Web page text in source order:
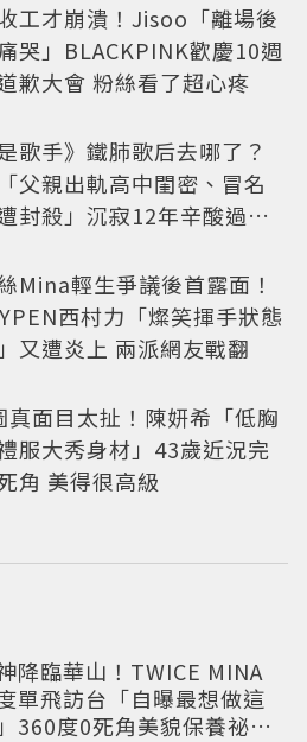
工才崩潰！Jisoo「離場後
哭」BLACKPINK歡慶10週
歉大會 粉絲看了超心疼
歌手》鐵肺歌后去哪了？
父親出軌高中閨密、冒名
封殺」沉寂12年辛酸過往
Mina輕生爭議後首露面！
西村力「燦笑揮手狀態
又遭炎上 兩派網友戰翻
真面目太扯！陳妍希「低胸
服大秀身材」43歲近況完
角 美得很高級
降臨華山！TWICE MINA
單飛訪台「自曝最想做這
360度0死角美貌保養祕訣